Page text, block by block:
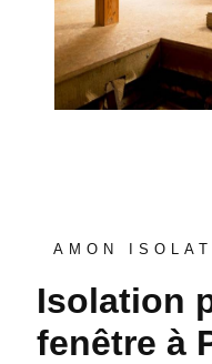
AMON
isolation phonique de
fenêtre à